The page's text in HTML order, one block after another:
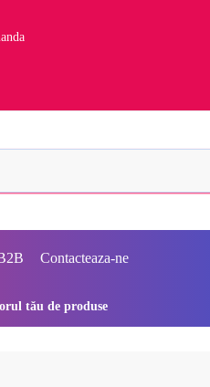
Contacteaza-ne
tău de produse